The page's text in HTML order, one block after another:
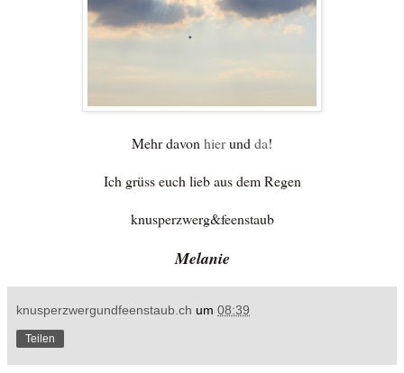
Mehr davonhierundda!
Ich grüss euch lieb aus dem Regen
knusperzwerg&feenstaub
Melanie
knusperzwergundfeenstaub.ch um 08:39
Teilen